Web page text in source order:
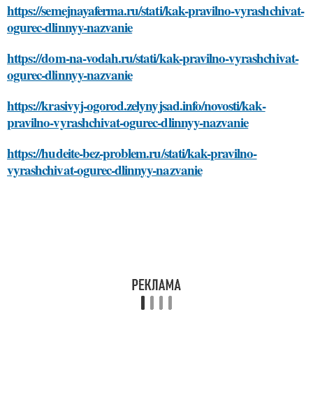
https://semejnayaferma.ru/stati/kak-pravilno-vyrashchivat-
ogurec-dlinnyy-nazvanie
https://dom-na-vodah.ru/stati/kak-pravilno-vyrashchivat-
ogurec-dlinnyy-nazvanie
https://krasivyj-ogorod.zelynyjsad.info/novosti/kak-
pravilno-vyrashchivat-ogurec-dlinnyy-nazvanie
https://hudeite-bez-problem.ru/stati/kak-pravilno-
vyrashchivat-ogurec-dlinnyy-nazvanie